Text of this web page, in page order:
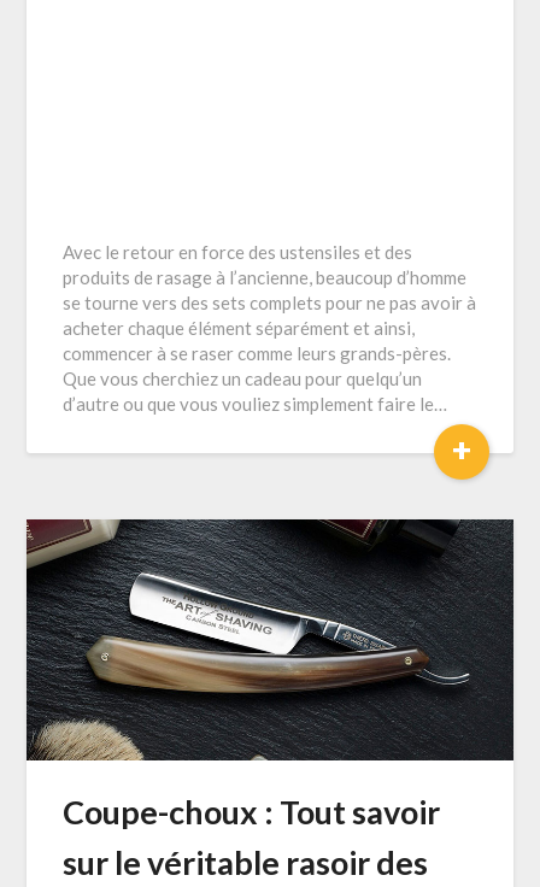
Avec le retour en force des ustensiles et des
produits de rasage à l’ancienne, beaucoup d’homme
se tourne vers des sets complets pour ne pas avoir à
acheter chaque élément séparément et ainsi,
commencer à se raser comme leurs grands-pères.
Que vous cherchiez un cadeau pour quelqu’un
d’autre ou que vous vouliez simplement faire le…
+
Coupe-choux : Tout savoir
sur le véritable rasoir des